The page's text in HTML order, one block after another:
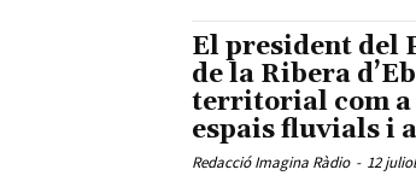
El president del
de la Ribera
territorial com a
espais fluvials i
Redacció Imagina Ràdio - 12